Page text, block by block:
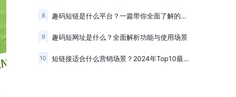
8 趣码短链是什么平台？一篇带你全面了解的深度测评
9 趣码短网址是什么？全面解析功能与使用场景
10 短链接适合什么营销场景？2024年Top10最佳应用推荐